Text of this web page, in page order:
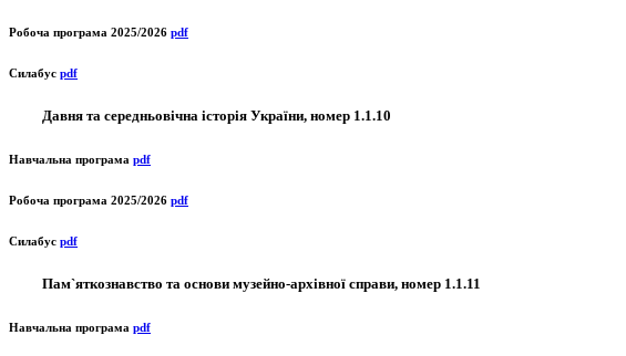
Робоча програма 2025/2026 pdf
Силабус pdf
Давня та середньовічна історія України, номер 1.1.10
Навчальна програма pdf
Робоча програма 2025/2026 pdf
Силабус pdf
Пам`яткознавство та основи музейно-архівної справи, номер 1.1.11
Навчальна програма pdf